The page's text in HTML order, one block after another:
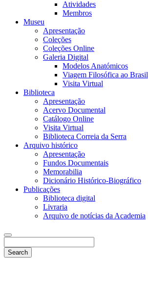
Atividades
Membros
Museu
Apresentação
Coleções
Coleções Online
Galeria Digital
Modelos Anatómicos
Viagem Filosófica ao Brasil
Visita Virtual
Biblioteca
Apresentação
Acervo Documental
Catálogo Online
Visita Virtual
Biblioteca Correia da Serra
Arquivo histórico
Apresentação
Fundos Documentais
Memorabilia
Dicionário Histórico-Biográfico
Publicações
Biblioteca digital
Livraria
Arquivo de notícias da Academia